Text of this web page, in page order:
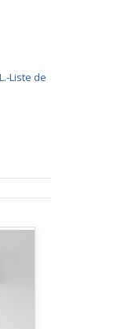
Liste de